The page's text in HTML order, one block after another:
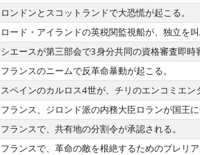
ロンドンとスコットランドで大恐慌が起こる。
ロード・アイランドの英税関監視船が、独立を
シエースが第三部会で3身分共同の資格審査即時
フランスのニームで反革命暴動が起こる。
スペインのカルロス4世が、チリのエンコミエン
フランス、ジロンド派の内務大臣ロランが国王
フランスで、共有地の分割令が承認される。
フランスで、革命の敵を根絶するためのプレリア